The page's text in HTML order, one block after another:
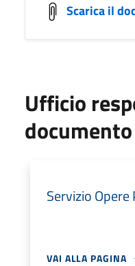
Scarica il
Ufficio
documento
Servizio
VAI ALLA PAGINA